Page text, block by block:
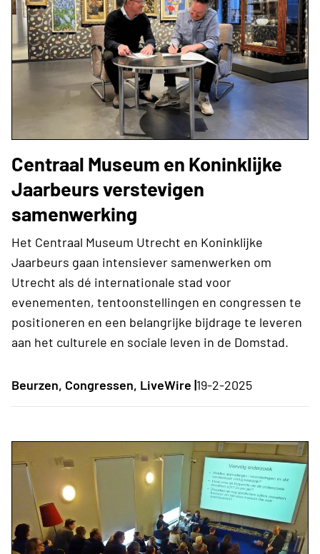
Centraal Museum en Koninklijke
Jaarbeurs verstevigen
samenwerking
Het Centraal Museum Utrecht en Koninklijke
Jaarbeurs gaan intensiever samenwerken om
Utrecht als dé internationale stad voor
evenementen, tentoonstellingen en congressen te
positioneren en een belangrijke bijdrage te leveren
aan het culturele en sociale leven in de Domstad.
Beurzen, Congressen, LiveWire |19-2-2025